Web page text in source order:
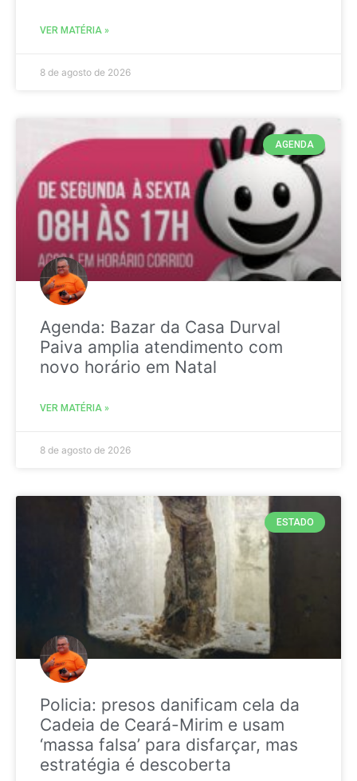
VER MATÉRIA »
8 de agosto de 2026
AGENDA
Agenda: Bazar da Casa Durval
Paiva amplia atendimento com
novo horário em Natal
VER MATÉRIA »
8 de agosto de 2026
ESTADO
Policia: presos danificam cela da
Cadeia de Ceará-Mirim e usam
‘massa falsa’ para disfarçar, mas
estratégia é descoberta